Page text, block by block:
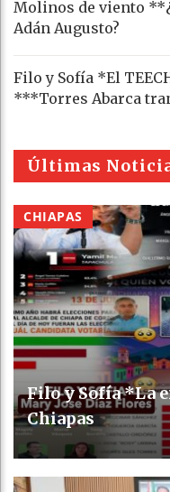
Molinos de viento
Adán Augusto?
Filo y Sofía *El
***Torres Abarca
Últimas
CHIAPAS
Filo y Sofía *La
Chiapas